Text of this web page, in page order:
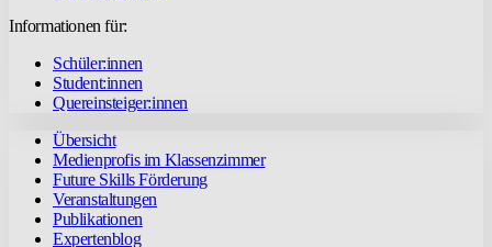
Informationen für:
Schüler:innen
Student:innen
Quereinsteiger:innen
Übersicht
Medienprofis im Klassenzimmer
Future Skills Förderung
Veranstaltungen
Publikationen
Expertenblog